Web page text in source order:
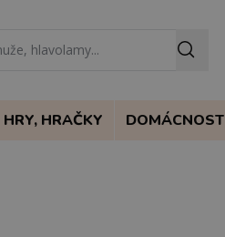
HRY, HRAČKY DOMÁCNOST